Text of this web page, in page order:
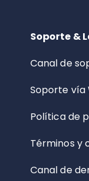
Soporte &
Canal de
Soporte vía
Política de
Términos y
Canal de